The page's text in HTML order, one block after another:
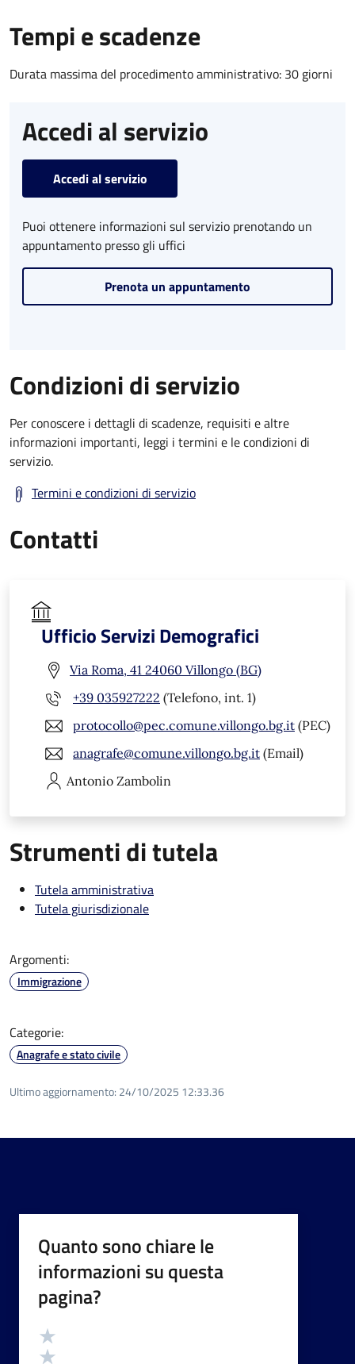
Tempi e scadenze
Durata massima del procedimento amministrativo: 30 giorni
Accedi al servizio
Accedi al servizio
Puoi ottenere informazioni sul servizio prenotando un
appuntamento presso gli uffici
Prenota un appuntamento
Condizioni di servizio
Per conoscere i dettagli di scadenze, requisiti e altre
informazioni importanti, leggi i termini e le condizioni di
servizio.
Termini e condizioni di servizio
Contatti
Ufficio Servizi Demografici
Via Roma, 41 24060 Villongo (BG)
+39 035927222 (Telefono, int. 1)
protocollo@pec.comune.villongo.bg.it (PEC)
anagrafe@comune.villongo.bg.it (Email)
Antonio Zambolin
Strumenti di tutela
Tutela amministrativa
Tutela giurisdizionale
Argomenti:
Immigrazione
Categorie:
Anagrafe e stato civile
Ultimo aggiornamento: 24/10/2025 12:33.36
Quanto sono chiare le
informazioni su questa
pagina?
Valutazione